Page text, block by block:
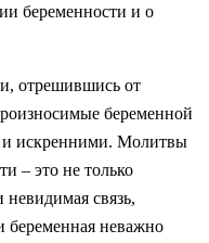
беременности и о
отрешившись от
беременной
искренними. Молитвы
– это не только
связь,
беременная неважно